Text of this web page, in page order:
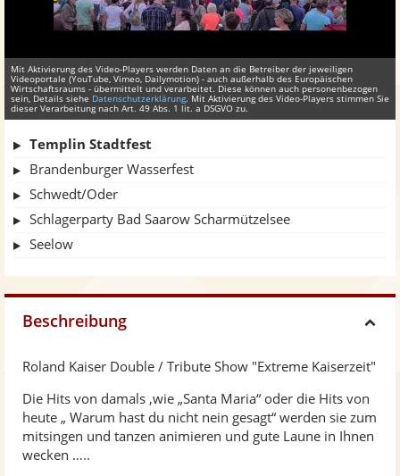
Mit Aktivierung des Video-Players werden Daten an die Betreiber der jeweiligen
Videoportale (YouTube, Vimeo, Dailymotion) - auch außerhalb des Europäischen
Wirtschaftsraums - übermittelt und verarbeitet. Diese können auch personenbezogen
sein, Details siehe Datenschutzerklärung. Mit Aktivierung des Video-Players stimmen Sie
dieser Verarbeitung nach Art. 49 Abs. 1 lit. a DSGVO zu.
Templin Stadtfest
Brandenburger Wasserfest
Schwedt/Oder
Schlagerparty Bad Saarow Scharmützelsee
Seelow
Beschreibung
Roland Kaiser Double / Tribute Show "Extreme Kaiserzeit"
Die Hits von damals ,wie „Santa Maria“ oder die Hits von
heute „ Warum hast du nicht nein gesagt“ werden sie zum
mitsingen und tanzen animieren und gute Laune in Ihnen
wecken …..